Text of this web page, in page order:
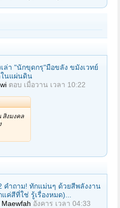
เล่า "นักขุดกรุ"มือขลัง ขมังเวทย์
นแผ่นดิน
ตอบ เมื่อวาน เวลา 10:22
สิ่งมงคล
คำถาม! ทักแม่นๆ ด้วยสีพลังงาน
ค่สีที่ใช่ รู้เรื่องหมด)...
Maewfah อังคาร เวลา 04:33